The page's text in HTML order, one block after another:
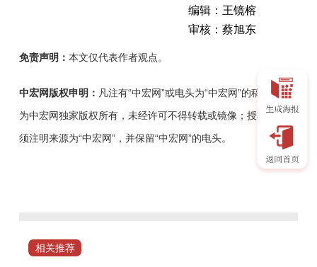
编辑：王镜榕
审核：蔡旭东
免责声明： 本文仅代表作者观点。
中宏网版权申明： 凡注有“中宏网”或电头为“中宏网”的稿件，均
为中宏网独家版权所有，未经许可不得转载或镜像；授权转载必
须注明来源为“中宏网”，并保留“中宏网”的电头。
的 相关推荐